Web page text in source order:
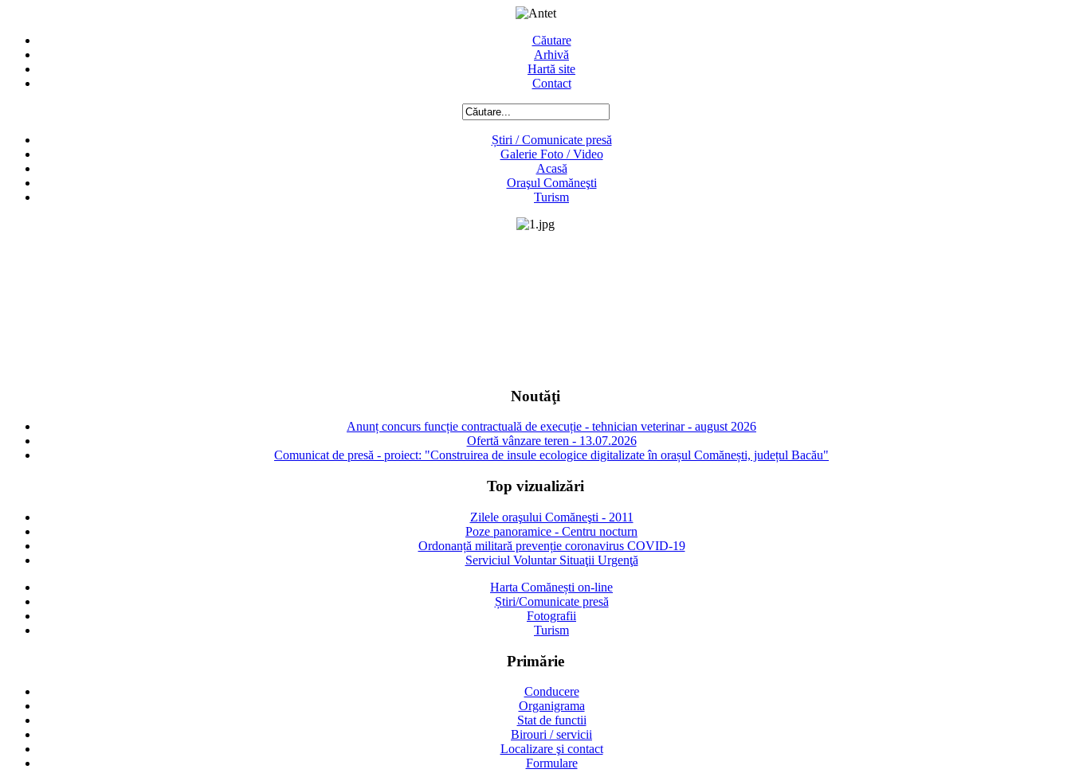
Căutare
Arhivă
Hartă site
Contact
Știri / Comunicate presă
Galerie Foto / Video
Acasă
Oraşul Comăneşti
Turism
Noutăţi
Anunț concurs funcție contractuală de execuție - tehnician veterinar - august 2026
Ofertă vânzare teren - 13.07.2026
Comunicat de presă - proiect: "Construirea de insule ecologice digitalizate în orașul Comănești, județul Bacău"
Top vizualizări
Zilele oraşului Comăneşti - 2011
Poze panoramice - Centru nocturn
Ordonanță militară prevenție coronavirus COVID-19
Serviciul Voluntar Situaţii Urgenţă
Harta Comănești on-line
Știri/Comunicate presă
Fotografii
Turism
Primărie
Conducere
Organigrama
Stat de functii
Birouri / servicii
Localizare şi contact
Formulare